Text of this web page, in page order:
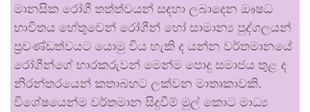
මානසික රෝගී තත්ත්වයන් සඳහා ලබාදෙන ඖෂධ
භාවිතය හේතුවෙන් රෝගීන් හෝ සාමාන්‍ය පුද්ගලයන්
ප්‍රචණ්ඩත්වයට යොමු විය හැකි ද යන්න වර්තමානයේ
රෝගීන්ගේ භාරකරුවන් මෙන්ම පොදු සමාජය තුළ ද
නිරන්තරයෙන් කතාබහට ලක්වන මාතෘකාවකි.
විශේෂයෙන්ම වර්තමාන සිදුවීම් මුල් කොට මාධ්‍ය